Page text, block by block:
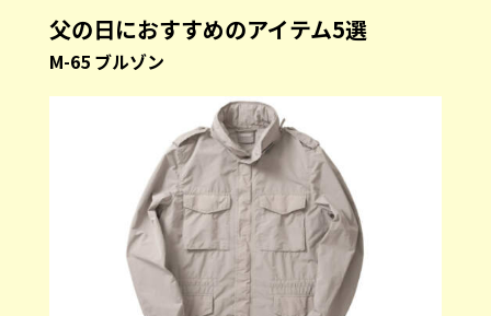
父の日におすすめのアイテム5選
M-65 ブルゾン